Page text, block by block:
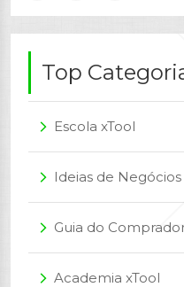
Top
arrow_forward_ios Escola xTool
arrow_forward_ios Ideias de Negócios
arrow_forward_ios Guia do
arrow_forward_ios Academia xTool